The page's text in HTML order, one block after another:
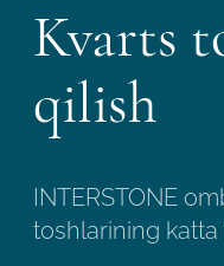
Kvarts
qilish
INTERSTONE
toshlarining